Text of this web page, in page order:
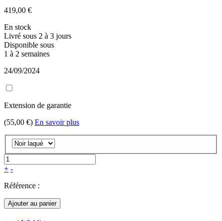
419,00 €
En stock
Livré sous 2 à 3 jours
Disponible sous
1 à 2 semaines
24/09/2024
Extension de garantie
(55,00 €) En savoir plus
+ -
Référence :
Ajouter au panier